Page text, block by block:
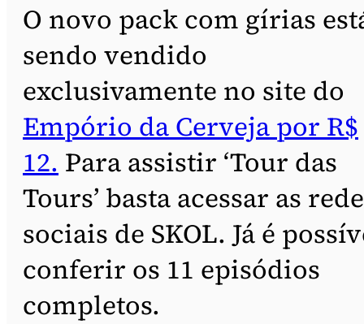
O novo pack com gírias
sendo vendido
exclusivamente no site do
Empório da Cerveja por R$
12. Para assistir ‘Tour das
Tours’ basta acessar as
sociais de SKOL. Já é
conferir os 11 episódios
completos.